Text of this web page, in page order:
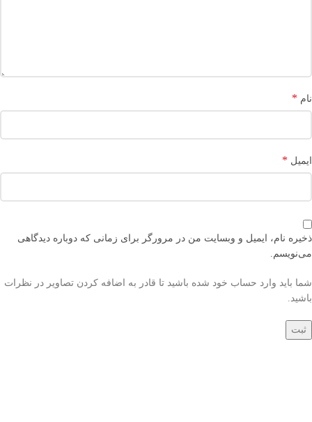
نام *
ایمیل *
ذخیره نام، ایمیل و وبسایت من در مرورگر برای زمانی که دوباره دیدگاهی
می‌نویسم.
شما باید وارد حساب خود شده باشید تا قادر به اضافه کردن تصاویر در نظرات
باشید.